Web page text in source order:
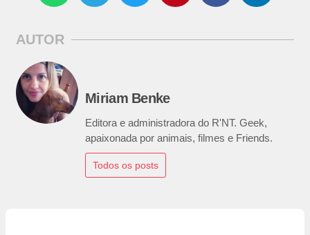
AUTOR
Miriam Benke
Editora e administradora do R'NT. Geek,
apaixonada por animais, filmes e Friends.
Todos os posts